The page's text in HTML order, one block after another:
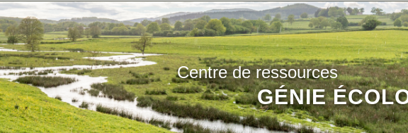
Centre de ressources
GÉNIE